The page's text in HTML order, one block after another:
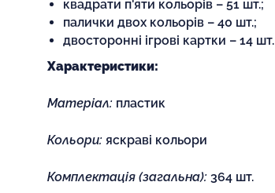
квадрати п'яти кольорів – 51 шт.;
палички двох кольорів – 40 шт.;
двосторонні ігрові картки – 14 шт.
Характеристики:
Матеріал: пластик
Кольори: яскраві кольори
Комплектація (загальна): 364 шт.